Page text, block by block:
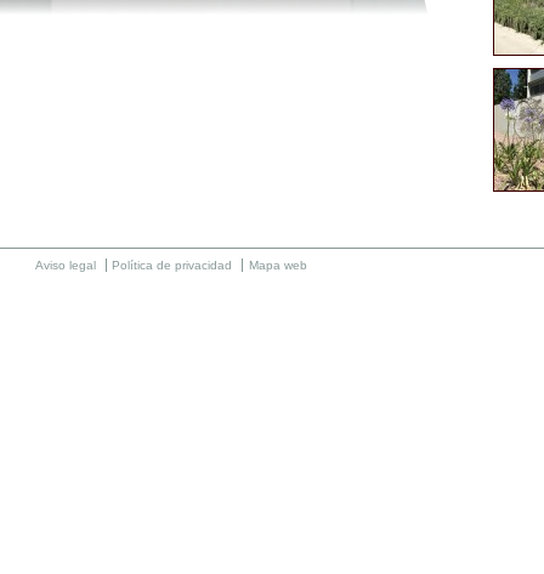
Aviso legal Política de privacidad Mapa web